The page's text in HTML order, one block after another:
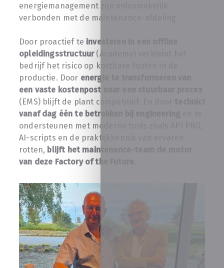
energiemanagement zijn onlosmakelijk
verbonden met de maintenance-afdeling.
Door proactief te investeren in een offline
opleidingsstructuur (Academy) verkleint het
bedrijf het risico op kostbare fouten in de
productie. Door energie te transformeren van
een vaste kostenpost naar een stuurbaar proces
(EMS) blijft de plant competitief. En door
vanaf dag één te betrekken bij engineering
ondersteunen met moderne tools zoals API PRO,
AI-scripts en de praktijkkennis van ervaren
rotten, blijft het maintenance-team de motor
van deze Factory of the Future